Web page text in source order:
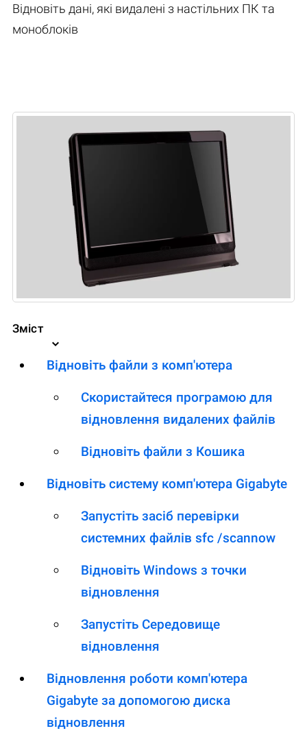
Відновіть дані, які видалені з настільних ПК та
моноблоків
Зміст
Відновіть файли з комп'ютера
Скористайтеся програмою для
відновлення видалених файлів
Відновіть файли з Кошика
Відновіть систему комп'ютера Gigabyte
Запустіть засіб перевірки
системних файлів sfc /scannow
Відновіть Windows з точки
відновлення
Запустіть Середовище
відновлення
Відновлення роботи комп'ютера
Gigabyte за допомогою диска
відновлення